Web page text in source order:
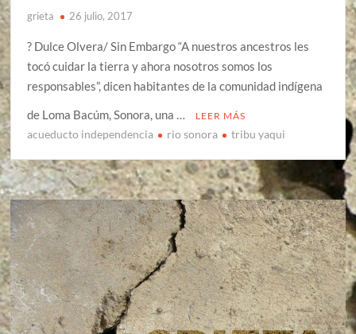
grieta 26 julio, 2017
? Dulce Olvera/ Sin Embargo “A nuestros ancestros les
tocó cuidar la tierra y ahora nosotros somos los
responsables”, dicen habitantes de la comunidad indígena
de Loma Bacúm, Sonora, una …
LEER MÁS
acueducto independencia rio sonora tribu yaqui